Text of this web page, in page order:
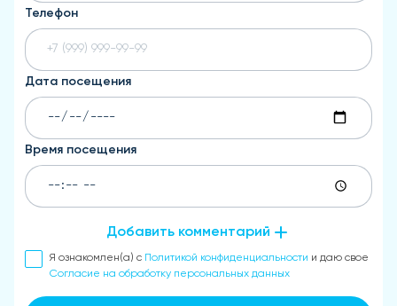
Телефон
Дата посещения
Время посещения
Добавить комментарий
Я ознакомлен(а) с Политикой конфиденциальности и даю свое
Согласие на обработку персональных данных